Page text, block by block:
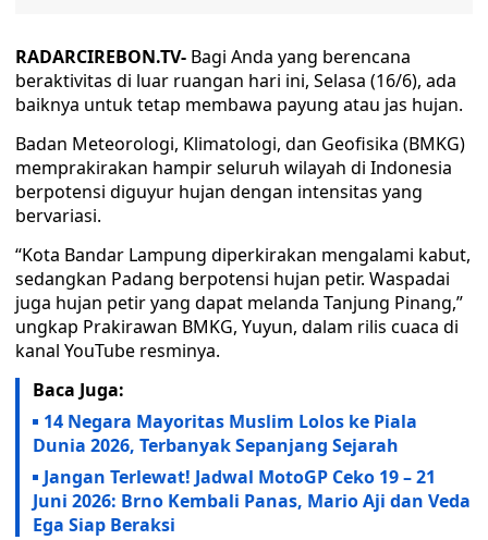
RADARCIREBON.TV- Bagi Anda yang berencana
beraktivitas di luar ruangan hari ini, Selasa (16/6), ada
baiknya untuk tetap membawa payung atau jas hujan.
Badan Meteorologi, Klimatologi, dan Geofisika (BMKG)
memprakirakan hampir seluruh wilayah di Indonesia
berpotensi diguyur hujan dengan intensitas yang
bervariasi.
“Kota Bandar Lampung diperkirakan mengalami kabut,
sedangkan Padang berpotensi hujan petir. Waspadai
juga hujan petir yang dapat melanda Tanjung Pinang,”
ungkap Prakirawan BMKG, Yuyun, dalam rilis cuaca di
kanal YouTube resminya.
Baca Juga:
14 Negara Mayoritas Muslim Lolos ke Piala
Dunia 2026, Terbanyak Sepanjang Sejarah
Jangan Terlewat! Jadwal MotoGP Ceko 19 – 21
Juni 2026: Brno Kembali Panas, Mario Aji dan Veda
Ega Siap Beraksi